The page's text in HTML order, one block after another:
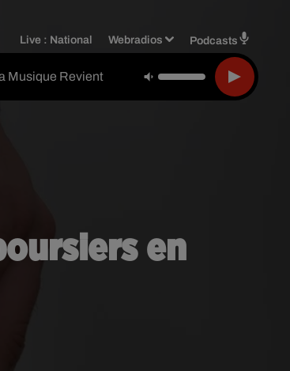
Live : National Webradios Podcasts
Musique Revient
en